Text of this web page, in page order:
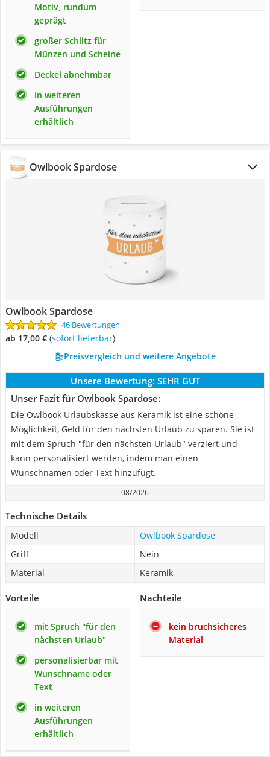
Motiv, rundum
geprägt
großer Schlitz für
Münzen und Scheine
Deckel abnehmbar
in weiteren
Ausführungen
erhältlich
Owlbook Spardose
Owlbook Spardose
46 Bewertungen
ab 17,00 € ( Sofort lieferbar)
Preisvergleich und weitere Angebote
Unsere Bewertung: SEHR GUT
Unser Fazit für Owlbook Spardose:
Die Owlbook Urlaubskasse aus Keramik ist eine schöne
Möglichkeit, Geld für den nächsten Urlaub zu sparen. Sie ist
mit dem Spruch "für den nächsten Urlaub" verziert und
kann personalisiert werden, indem man einen
Wunschnamen oder Text hinzufügt.
08/2026
Technische Details
Modell
Owlbook Spardose
Griff
Nein
Material
Keramik
Vorteile
mit Spruch "für den
nächsten Urlaub"
personalisierbar mit
Wunschname oder
Text
in weiteren
Ausführungen
erhältlich
Nachteile
kein bruchsicheres
Material